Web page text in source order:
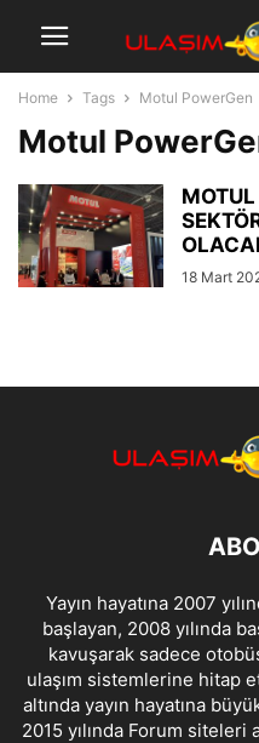
Home Tags Motul PowerGen
Motul
MOTUL
18 Mart
Yayın hayatına 2007
başlayan, 2008 yılında
kavuşarak sadece
ulaşım sistemlerine hitap
altında yayın hayatına
2015 yılında Forum siteleri